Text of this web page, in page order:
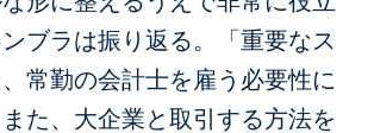
ブラは振り返る。「重要なス
常勤の会計士を雇う必要性に
た、大企業と取引する方法を